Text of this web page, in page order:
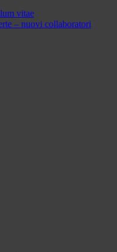
vitae
– nuovi collaboratori